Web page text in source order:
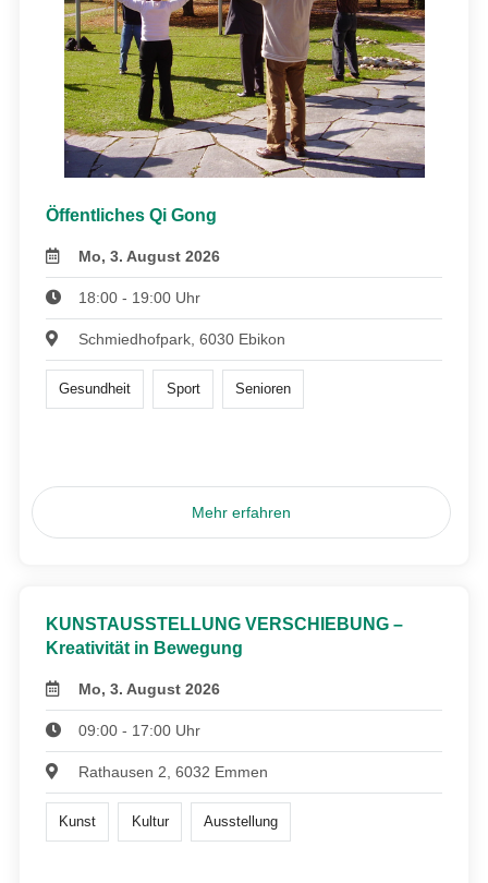
Öffentliches Qi Gong
Mo, 3. August 2026
18:00 - 19:00 Uhr
Schmiedhofpark, 6030 Ebikon
Gesundheit Sport Senioren
Mehr erfahren
KUNSTAUSSTELLUNG VERSCHIEBUNG –
Kreativität in Bewegung
Mo, 3. August 2026
09:00 - 17:00 Uhr
Rathausen 2, 6032 Emmen
Kunst Kultur Ausstellung